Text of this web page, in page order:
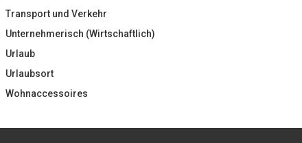
Transport und Verkehr
Unternehmerisch (Wirtschaftlich)
Urlaub
Urlaubsort
Wohnaccessoires